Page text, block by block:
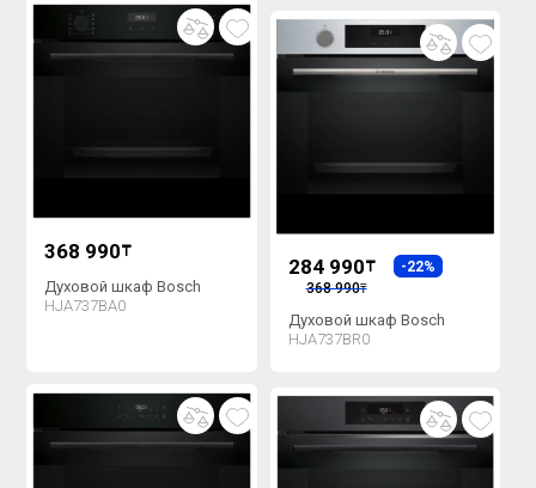
368 990₸
Духовой шкаф Bosch
HJA737BA0
284 990₸
-22%
368 990₸
Духовой шкаф Bosch
HJA737BR0